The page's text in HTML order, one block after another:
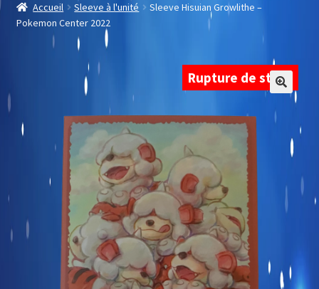
Liste des souhaits
Notre sélection
Carte commune
Display et produits scellés
Goodies et autres
Sleeve à l’unité
Accueil Sleeve à l'unité
Sleeve Hisuian Growlithe –
Pokemon Center 2022
Rupture de stock